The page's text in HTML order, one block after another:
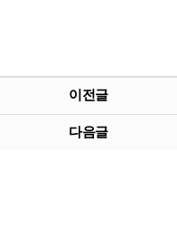
이전글
다음글